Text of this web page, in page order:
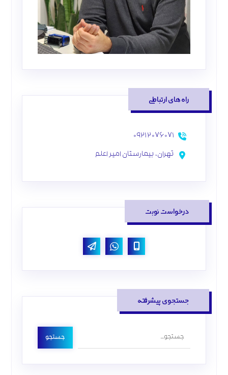
راه‌های ارتباطی
۰۹۲۱۲۰۷۶۰۷۱
تهران، بیمارستان امیر اعلم
درخواست نوبت
جستجوی پیشرفته
جستجو